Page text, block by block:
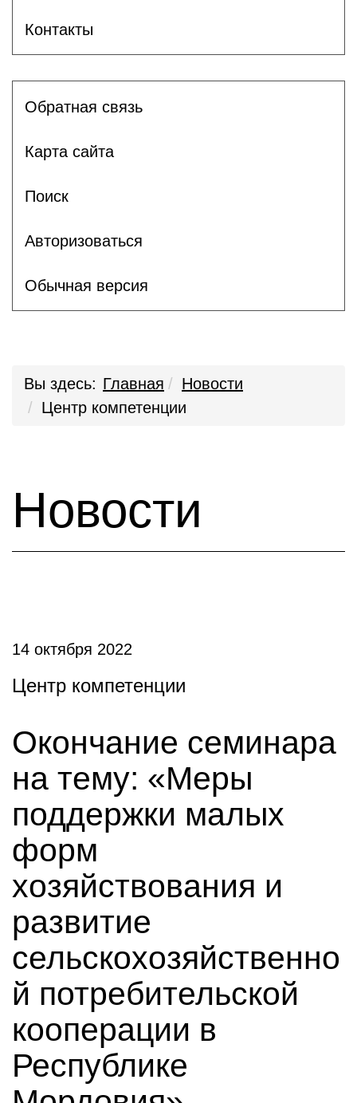
Контакты
Обратная связь
Карта сайта
Поиск
Авторизоваться
Обычная версия
Вы здесь: Главная
Новости
Центр компетенции
Новости
14 октября 2022
Центр компетенции
Окончание семинара
на тему: «Меры
поддержки малых
форм
хозяйствования и
развитие
сельскохозяйственно
й потребительской
кооперации в
Республике